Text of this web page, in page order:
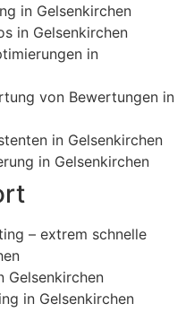
in Gelsenkirchen
in Gelsenkirchen
in
von Bewertungen in
in Gelsenkirchen
in Gelsenkirchen
– extrem schnelle
Gelsenkirchen
in Gelsenkirchen